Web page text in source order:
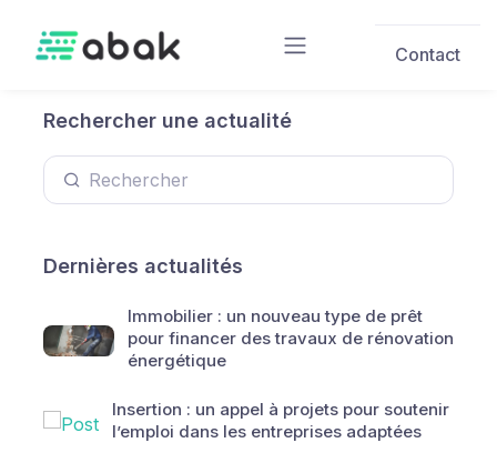
Contact
Rechercher une actualité
Dernières actualités
Immobilier : un nouveau type de prêt
pour financer des travaux de rénovation
énergétique
Insertion : un appel à projets pour soutenir
l’emploi dans les entreprises adaptées